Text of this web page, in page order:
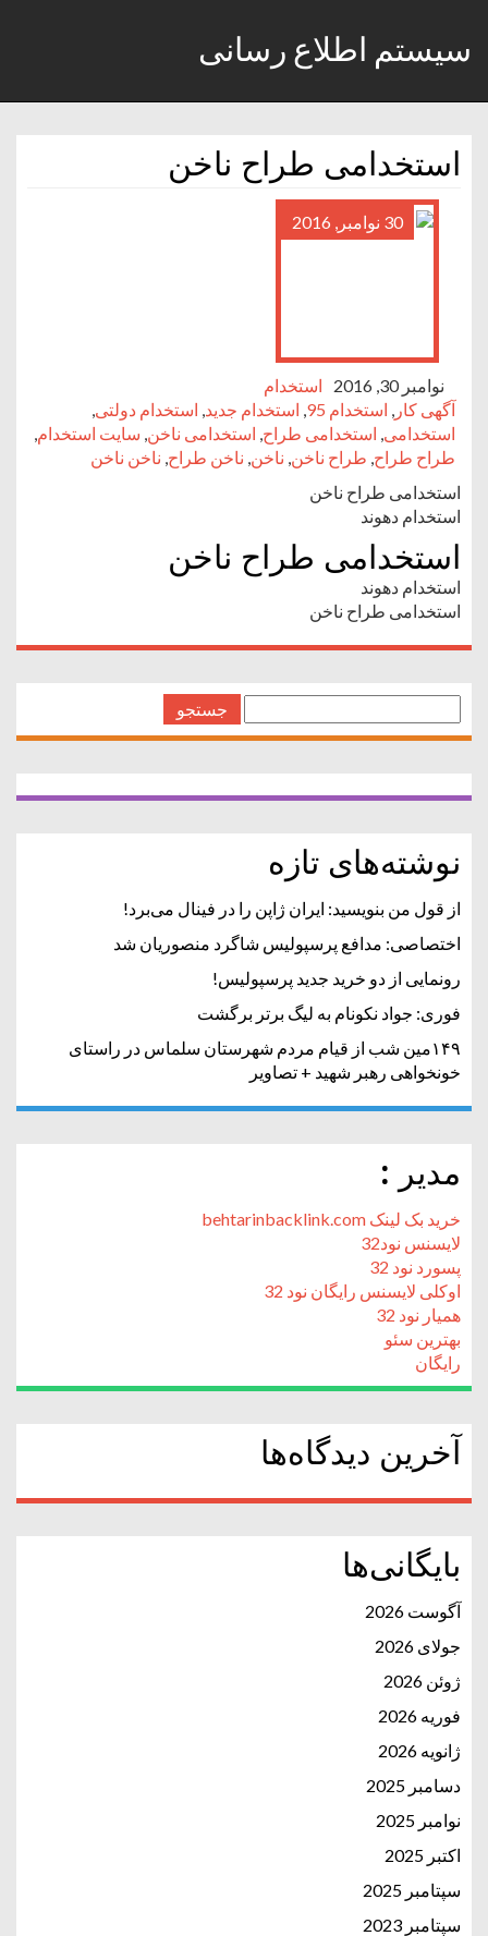
سیستم اطلاع رسانی
استخدامی طراح ناخن
30 نوامبر, 2016
نوامبر 30, 2016
استخدام
آگهی کار , استخدام 95 , استخدام جدید, استخدام دولتی,
استخدامی, استخدامی طراح, استخدامی ناخن, سایت استخدام,
طراح طراح, طراح ناخن, ناخن, ناخن طراح, ناخن ناخن
استخدامی طراح ناخن
استخدام دهوند
استخدامی طراح ناخن
استخدام دهوند
استخدامی طراح ناخن
برای:
نوشته‌های تازه
از قول من بنویسید: ایران ژاپن را در فینال می‌برد!
اختصاصی: مدافع پرسپولیس شاگرد منصوریان شد
رونمایی از دو خرید جدید پرسپولیس!
فوری: جواد نکونام به لیگ برتر برگشت
۱۴۹مین شب از قیام مردم شهرستان سلماس در راستای
خونخواهی رهبر شهید + تصاویر
مدیر :
خرید بک لینک behtarinbacklink.com
لایسنس نود32
پسورد نود 32
اوکلی لایسنس رایگان نود 32
همیار نود 32
بهترین سئو
رایگان
آخرین دیدگاه‌ها
بایگانی‌ها
آگوست 2026
جولای 2026
ژوئن 2026
فوریه 2026
ژانویه 2026
دسامبر 2025
نوامبر 2025
اکتبر 2025
سپتامبر 2025
سپتامبر 2023